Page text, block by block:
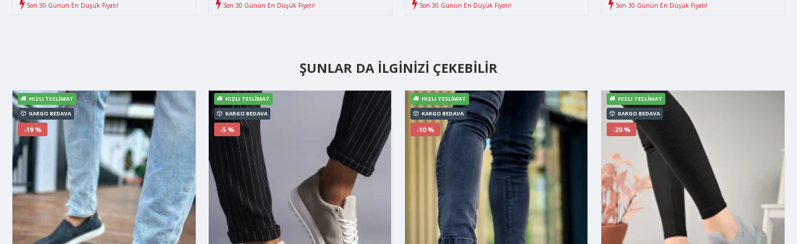
Son 30 Günün En Düşük Fiyatı! Son 30 Günün En Düşük Fiyatı! Son 30 Günün En Düşük Fiyatı! Son 30 Günün En Düşük Fiyatı!
ŞUNLAR DA İLGINIZI ÇEKEBILIR
KARGO BEDAVA
HIZLI TESLIMAT
-19 %
KARGO BEDAVA
HIZLI TESLIMAT
-5 %
KARGO BEDAVA
HIZLI TESLIMAT
-10 %
KARGO BEDAVA
HIZLI TESLIMAT
-20 %